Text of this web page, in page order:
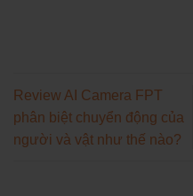
Review AI Camera FPT
phân biệt chuyển động của
người và vật như thế nào?